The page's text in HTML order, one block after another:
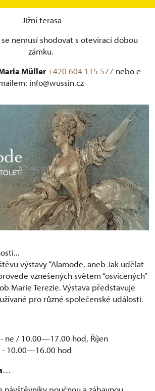
Jižní terasa
nemusí shodovat s otevírací dobou
zámku.
Müller +420 604 115 577 nebo e-
info@wussin.cz
výstavy “Alamode, aneb Jak udělat
vznešených světem “osvícených”
Marie Terezie. Výstava představuje
pro různé společenské události.
ne / 10.00—17.00 hod, Říjen
10.00—16.00 hod
…